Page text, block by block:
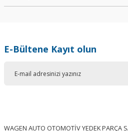
E-Bültene Kayıt olun
WAGEN AUTO OTOMOTİV YEDEK PARÇA